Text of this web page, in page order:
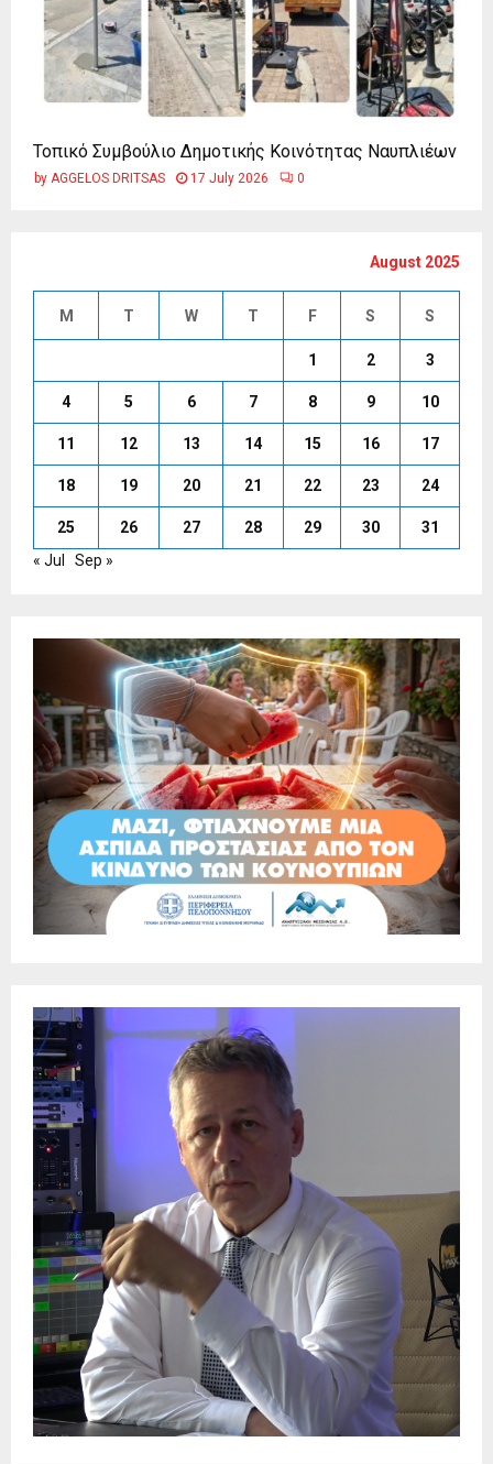
Τοπικό Συμβούλιο Δημοτικής Κοινότητας Ναυπλιέων
by AGGELOS DRITSAS 17 July 2026 0
August 2025
M T W T F S S
1 2 3
4 5 6 7 8 9 10
11 12 13 14 15 16 17
18 19 20 21 22 23 24
25 26 27 28 29 30
31
« Jul
Sep »